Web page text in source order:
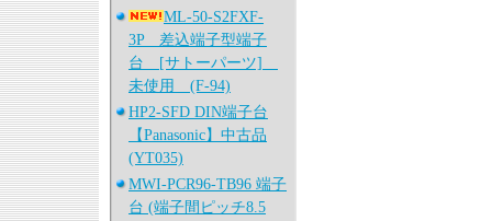
ML-50-S2FXF-
3P 差込端子型端子
台 [サトーパーツ]
未使用 (F-94)
HP2-SFD DIN端子台
【Panasonic】中古品
(YT035)
MWI-PCR96-TB96 端子
台 (端子間ピッチ8.5